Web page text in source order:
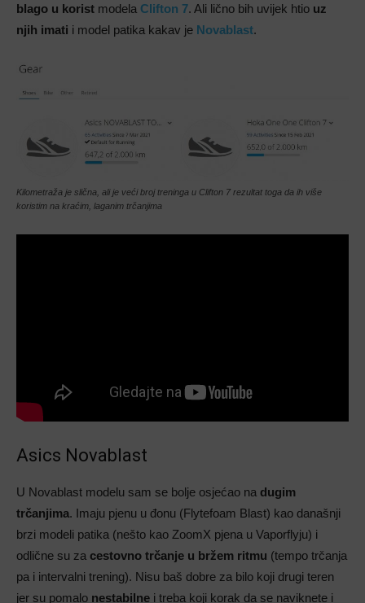
blago u korist modela Clifton 7. Ali lično bih uvijek htio uz
njih imati i model patika kakav je Novablast.
Kilometraža je slična, ali je veći broj treninga u Clifton 7 rezultat toga da ih više
koristim na kraćim, laganim trčanjima
Asics Novablast
U Novablast modelu sam se bolje osjećao na dugim
trčanjima. Imaju pjenu u đonu (Flytefoam Blast) kao današnji
brzi modeli patika (nešto kao ZoomX pjena u Vaporflyju) i
odlične su za cestovno trčanje u bržem ritmu (tempo trčanja
pa i intervalni trening). Nisu baš dobre za bilo koji drugi teren
jer su pomalo nestabilne i treba koji korak da se naviknete i